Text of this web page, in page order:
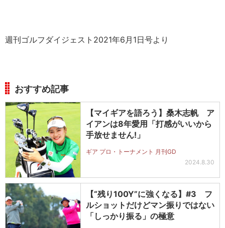
週刊ゴルフダイジェスト2021年6月1日号より
おすすめ記事
【マイギアを語ろう】桑木志帆 ア
イアンは8年愛用「打感がいいから
手放せません!」
ギア プロ・トーナメント 月刊GD
2024.8.30
【“残り100Y”に強くなる】#3 フ
ルショットだけどマン振りではない
「しっかり振る」の極意